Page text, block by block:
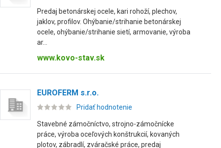
Predaj betonárskej ocele, kari rohoží, plechov,
jaklov, profilov. Ohýbanie/strihanie betonárskej
ocele, ohýbanie/strihanie sietí, armovanie, výroba
ar...
www.kovo-stav.sk
EUROFERM s.r.o.
Pridať hodnotenie
Stavebné zámočníctvo, strojno-zámočnícke
práce, výroba oceľových konštrukcií, kovaných
plotov, zábradlí, zváračské práce, predaj